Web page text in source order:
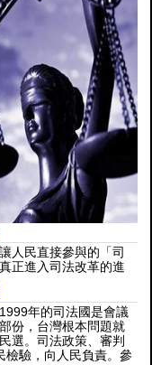
人民直接參與的「司
正進入司法改革的進
年的司法國是會議
份，台灣根本問題就
選。司法政策、審判
檢驗，向人民負責。參